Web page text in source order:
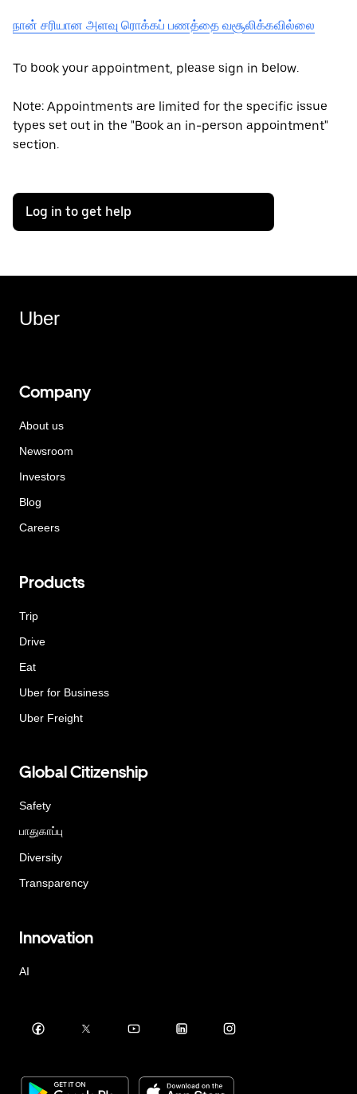
நான் சரியான அளவு ரொக்கப் பணத்தை வசூலிக்கவில்லை
To book your appointment, please sign in below.
Note: Appointments are limited for the specific issue
types set out in the "Book an in-person appointment"
section.
Log in to get help
Uber
Company
About us
Newsroom
Investors
Blog
Careers
Products
Trip
Drive
Eat
Uber for Business
Uber Freight
Global Citizenship
Safety
பாதுகாப்பு
Diversity
Transparency
Innovation
AI